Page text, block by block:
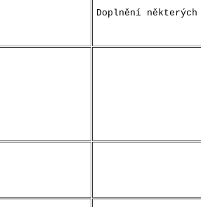
Doplnění některých